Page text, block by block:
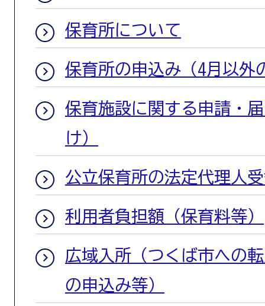
保育所について
保育所の申込み（4月以外
保育施設に関する申請・
け）
公立保育所の法定代理人
利用者負担額（保育料等）
広域入所（つくば市への
の申込み等）